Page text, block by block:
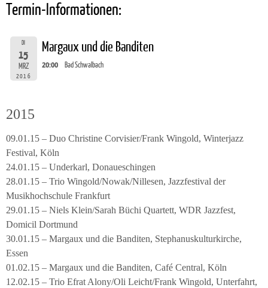
Termin-Informationen:
DI
15
MRZ
2016
Margaux und die Banditen
20:00 Bad Schwalbach
2015
09.01.15 – Duo Christine Corvisier/Frank Wingold, Winterjazz
Festival, Köln
24.01.15 – Underkarl, Donaueschingen
28.01.15 – Trio Wingold/Nowak/Nillesen, Jazzfestival der
Musikhochschule Frankfurt
29.01.15 – Niels Klein/Sarah Büchi Quartett, WDR Jazzfest,
Domicil Dortmund
30.01.15 – Margaux und die Banditen, Stephanuskulturkirche,
Essen
01.02.15 – Margaux und die Banditen, Café Central, Köln
12.02.15 – Trio Efrat Alony/Oli Leicht/Frank Wingold, Unterfahrt,